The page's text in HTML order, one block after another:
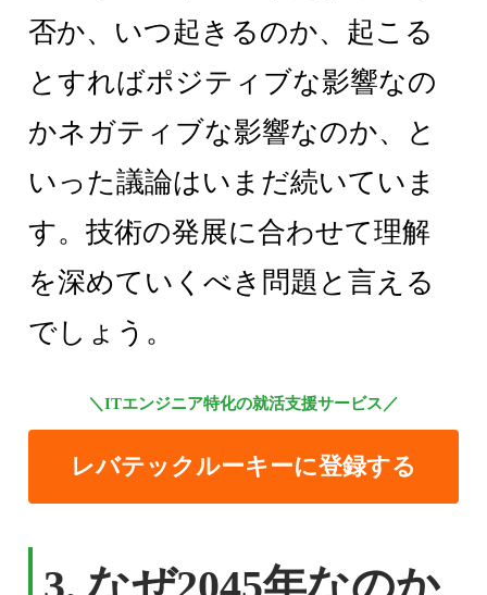
否か、いつ起きるのか、起こる
とすればポジティブな影響なの
かネガティブな影響なのか、と
いった議論はいまだ続いていま
す。技術の発展に合わせて理解
を深めていくべき問題と言える
でしょう。
＼ITエンジニア特化の就活支援サービス／
レバテックルーキーに登録する